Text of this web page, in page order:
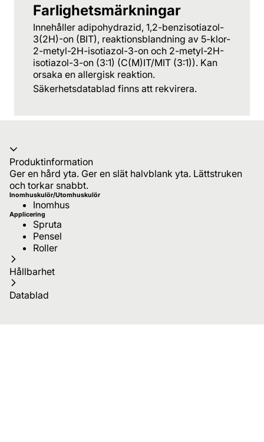
Farlighetsmärkningar
Innehåller adipohydrazid, 1,2-benzisotiazol-
3(2H)-on (BIT), reaktionsblandning av 5-klor-
2-metyl-2H-isotiazol-3-on och 2-metyl-2H-
isotiazol-3-on (3:1) (C(M)IT/MIT (3:1)). Kan
orsaka en allergisk reaktion.
Säkerhetsdatablad finns att rekvirera.
Produktinformation
Ger en hård yta. Ger en slät halvblank yta. Lättstruken
och torkar snabbt.
Inomhuskulör/Utomhuskulör
Inomhus
Applicering
Spruta
Pensel
Roller
Hållbarhet
Datablad